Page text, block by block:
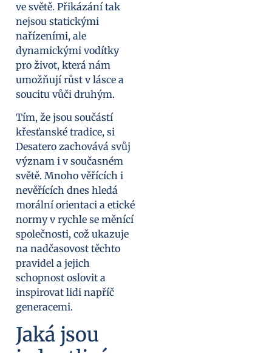
ve světě. Přikázání tak
nejsou statickými
nařízeními, ale
dynamickými vodítky
pro život, která nám
umožňují růst v lásce a
soucitu vůči druhým.
Tím, že jsou součástí
křesťanské tradice, si
Desatero zachovává svůj
význam i v současném
světě. Mnoho věřících i
nevěřících dnes hledá
morální orientaci a etické
normy v rychle se měnící
společnosti, což ukazuje
na nadčasovost těchto
pravidel a jejich
schopnost oslovit a
inspirovat lidi napříč
generacemi.
Jaká jsou